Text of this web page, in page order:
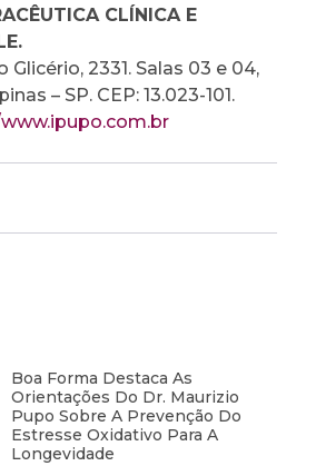
CLÍNICA E
Glicério, 2331. Salas 03 e 04,
– SP. CEP: 13.023-101.
Boa Forma Destaca As
Orientações Do Dr. Maurizio
Pupo Sobre A Prevenção Do
Estresse Oxidativo Para A
Longevidade